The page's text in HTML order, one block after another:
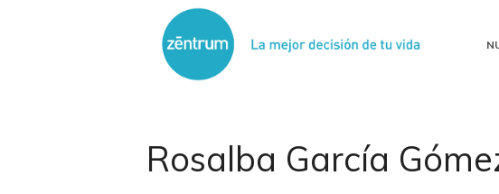
Rosalba García